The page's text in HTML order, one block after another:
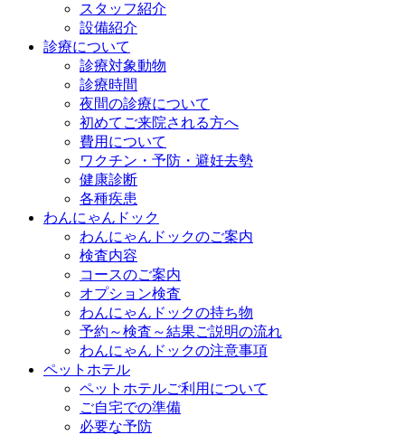
スタッフ紹介
設備紹介
診療について
診療対象動物
診療時間
夜間の診療について
初めてご来院される方へ
費用について
ワクチン・予防・避妊去勢
健康診断
各種疾患
わんにゃんドック
わんにゃんドックのご案内
検査内容
コースのご案内
オプション検査
わんにゃんドックの持ち物
予約～検査～結果ご説明の流れ
わんにゃんドックの注意事項
ペットホテル
ペットホテルご利用について
ご自宅での準備
必要な予防